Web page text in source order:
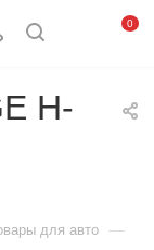
0
H-
для авто —